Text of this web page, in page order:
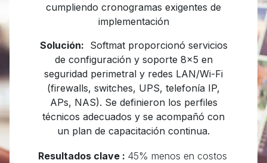
cumpliendo cronogramas exigentes de
implementación
Solución: Softmat proporcionó servicios
de configuración y soporte 8x5 en
seguridad perimetral y redes LAN/Wi-Fi
(firewalls, switches, UPS, telefonía IP,
APs, NAS). Se definieron los perfiles
técnicos adecuados y se acompañó con
un plan de capacitación continua.
Resultados clave : 45% menos en costos